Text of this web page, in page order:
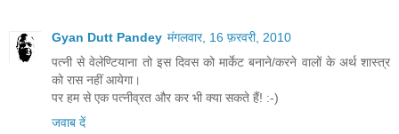
Gyan Dutt Pandey मंगलवार, 16 फ़रवरी, 2010
पत्नी से वेलेण्टियाना तो इस दिवस को मार्केट बनाने/करने वालों के अर्थ शास्त्र
को रास नहीं आयेगा।
पर हम से एक पत्नीव्रत और कर भी क्या सकते हैं! :-)
जवाब दें